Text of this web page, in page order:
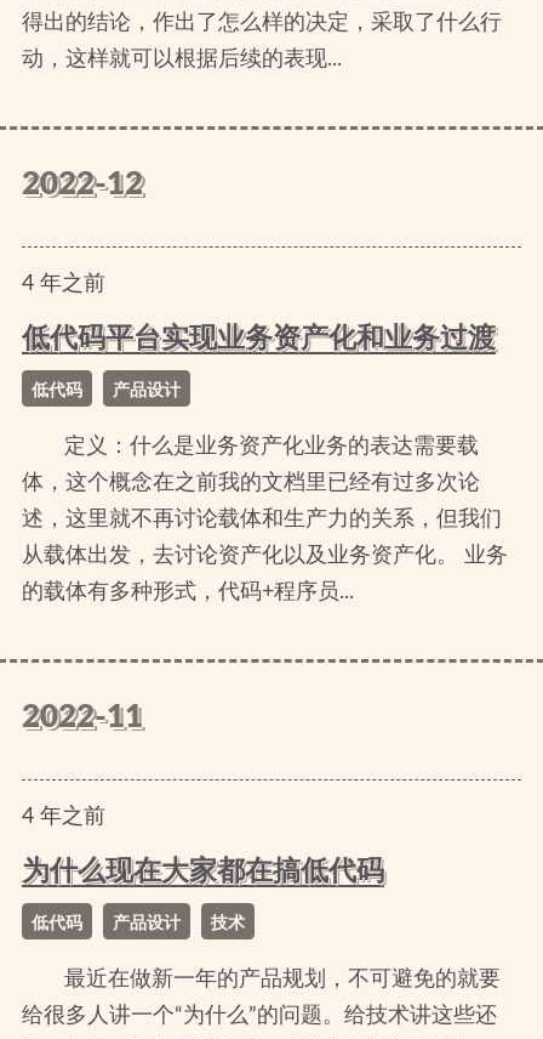
得出的结论，作出了怎么样的决定，采取了什么行
动，这样就可以根据后续的表现...
2022-12
4年之前
低代码平台实现业务资产化和业务过渡
低代码 产品设计
定义：什么是业务资产化业务的表达需要载
体，这个概念在之前我的文档里已经有过多次论
述，这里就不再讨论载体和生产力的关系，但我们
从载体出发，去讨论资产化以及业务资产化。 业务
的载体有多种形式，代码+程序员...
2022-11
4年之前
为什么现在大家都在搞低代码
低代码 产品设计 技术
最近在做新一年的产品规划，不可避免的就要
给很多人讲一个“为什么”的问题。给技术讲这些还